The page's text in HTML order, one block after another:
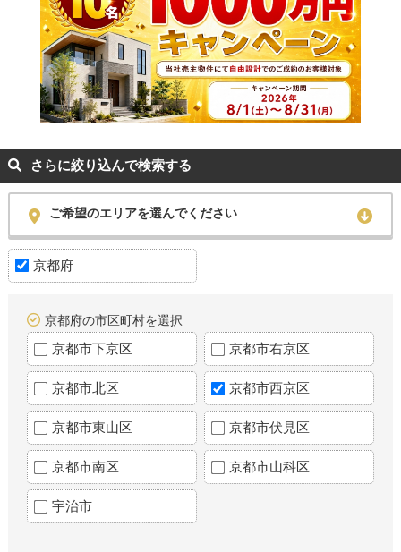
さらに絞り込んで検索する
ご希望のエリアを選んでください
京都府
京都府の市区町村を選択
京都市下京区 京都市右京区
京都市北区 京都市西京区
京都市東山区 京都市伏見区
京都市南区 京都市山科区
宇治市